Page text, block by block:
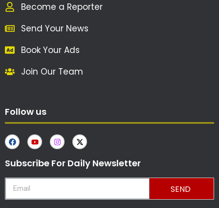
Become a Reporter
Send Your News
Book Your Ads
Join Our Team
Follow us
Subscribe For Daily Newsletter
SEND